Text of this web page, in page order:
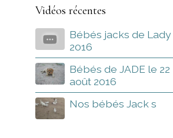
Vidéos récentes
Bébés jacks de Lady
2016
Bébés de JADE le 22
août 2016
Nos bébés Jack s